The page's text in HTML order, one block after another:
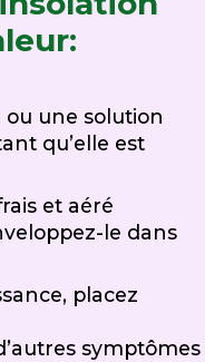
ou une solution
qu’elle est
et aéré
le dans
placez
symptômes